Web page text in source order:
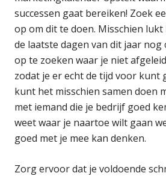
successen gaat bereiken! Zoek
op om dit te doen. Misschien
de laatste dagen van dit jaar nog
op te zoeken waar je niet
zodat je er echt de tijd voor kunt
kunt het misschien samen doen
met iemand die je bedrijf goed
weet waar je naartoe wilt gaan
goed met je mee kan denken.
Zorg ervoor dat je voldoende